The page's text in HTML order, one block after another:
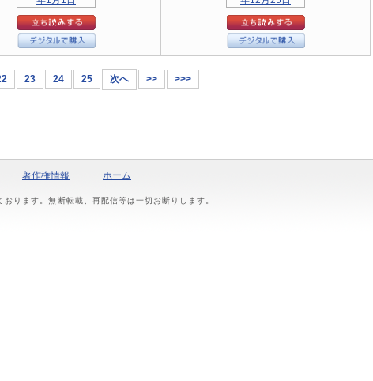
23 24 25 次へ >> >>>
著作権情報 ホーム
ります。無断転載、再配信等は一切お断りします。